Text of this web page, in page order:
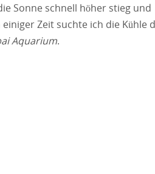
Sonne schnell höher stieg und
Zeit suchte ich die Kühle
Aquarium.